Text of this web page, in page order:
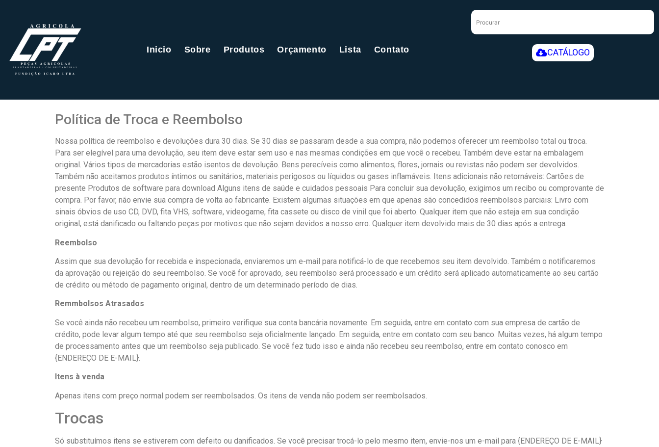
Inicio Sobre Produtos Orçamento Lista Contato CATÁLOGO
Política de Troca e Reembolso
Nossa política de reembolso e devoluções dura 30 dias. Se 30 dias se passaram desde a sua compra, não podemos oferecer um reembolso total ou troca.
Para ser elegível para uma devolução, seu item deve estar sem uso e nas mesmas condições em que você o recebeu. Também deve estar na embalagem
original. Vários tipos de mercadorias estão isentos de devolução. Bens perecíveis como alimentos, flores, jornais ou revistas não podem ser devolvidos.
Também não aceitamos produtos íntimos ou sanitários, materiais perigosos ou líquidos ou gases inflamáveis. Itens adicionais não retornáveis: Cartões de
presente Produtos de software para download Alguns itens de saúde e cuidados pessoais Para concluir sua devolução, exigimos um recibo ou comprovante de
compra. Por favor, não envie sua compra de volta ao fabricante. Existem algumas situações em que apenas são concedidos reembolsos parciais: Livro com
sinais óbvios de uso CD, DVD, fita VHS, software, videogame, fita cassete ou disco de vinil que foi aberto. Qualquer item que não esteja em sua condição
original, está danificado ou faltando peças por motivos que não sejam devidos a nosso erro. Qualquer item devolvido mais de 30 dias após a entrega.
Reembolso
Assim que sua devolução for recebida e inspecionada, enviaremos um e-mail para notificá-lo de que recebemos seu item devolvido. Também o notificaremos
da aprovação ou rejeição do seu reembolso. Se você for aprovado, seu reembolso será processado e um crédito será aplicado automaticamente ao seu cartão
de crédito ou método de pagamento original, dentro de um determinado período de dias.
Remmbolsos Atrasados
Se você ainda não recebeu um reembolso, primeiro verifique sua conta bancária novamente. Em seguida, entre em contato com sua empresa de cartão de
crédito, pode levar algum tempo até que seu reembolso seja oficialmente lançado. Em seguida, entre em contato com seu banco. Muitas vezes, há algum tempo
de processamento antes que um reembolso seja publicado. Se você fez tudo isso e ainda não recebeu seu reembolso, entre em contato conosco em
{ENDEREÇO DE E-MAIL}.
Itens à venda
Apenas itens com preço normal podem ser reembolsados. Os itens de venda não podem ser reembolsados.
Trocas
Só substituímos itens se estiverem com defeito ou danificados. Se você precisar trocá-lo pelo mesmo item, envie-nos um e-mail para {ENDEREÇO DE E-MAIL}